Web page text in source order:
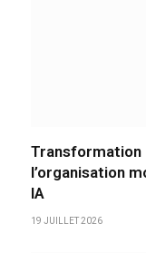
Transformation
l’organisation
IA
19 JUILLET 2026